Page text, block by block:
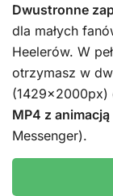
Dwustronne
dla małych
Heelerów. W
otrzymasz w
(1429x2000px)
MP4 z
Messenger).